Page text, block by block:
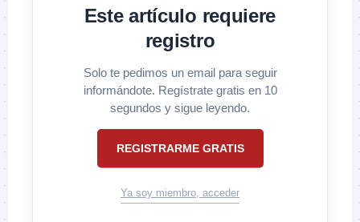
Este artículo requiere
registro
Solo te pedimos un email para seguir
informándote. Regístrate gratis en 10
segundos y sigue leyendo.
REGISTRARME GRATIS
Ya soy miembro, acceder